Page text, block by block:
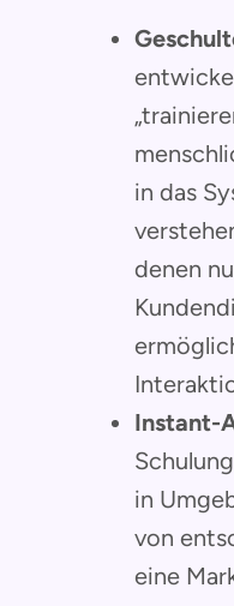
in das
denen
Instant-
in
von
eine